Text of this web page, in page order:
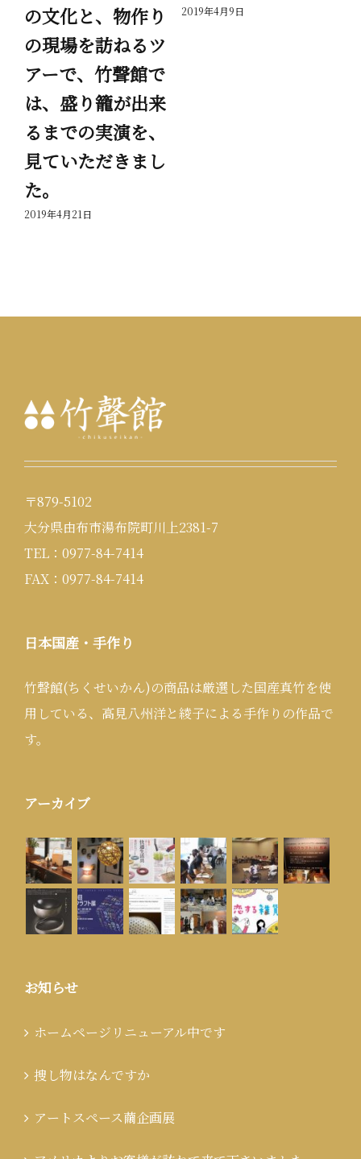
の文化と、物作り
の現場を訪ねるツ
アーで、竹聲館で
は、盛り籠が出来
るまでの実演を、
見ていただきまし
た。
2019年4月21日
2019年4月9日
〒879-5102
大分県由布市湯布院町川上2381-7
TEL：0977-84-7414
FAX：0977-84-7414
日本国産・手作り
竹聲館(ちくせいかん)の商品は厳選した国産真竹を使
用している、高見八州洋と綾子による手作りの作品で
す。
アーカイブ
お知らせ
ホームページリニューアル中です
捜し物はなんですか
アートスペース繭企画展